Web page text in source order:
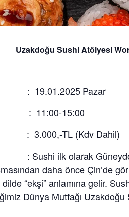
Uzakdoğu Sushi Atölyesi
Pazar
11:00-15:00
TL (Kdv Dahil)
ilk olarak Güneydoğu
daha önce Çin’de
“ekşi” anlamına gelir.
Dünya Mutfağı